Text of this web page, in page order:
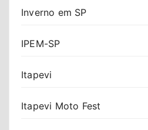
Inverno em SP
IPEM-SP
Itapevi
Itapevi Moto Fest